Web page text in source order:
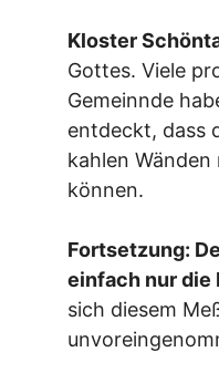
Kloster
Gottes. Viele
Gemeinnde
entdeckt, dass
kahlen
können.
Fortsetzung:
einfach nur die
sich diesem